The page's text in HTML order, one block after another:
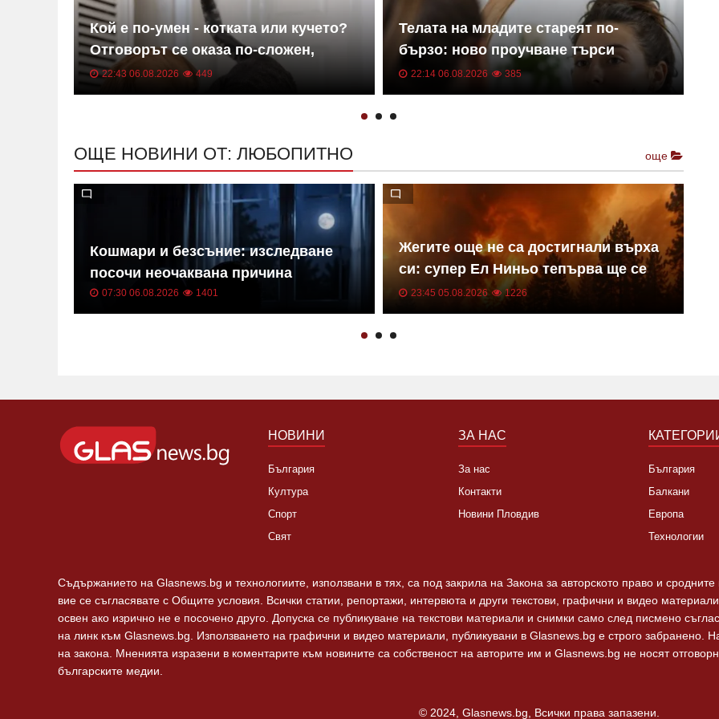
Кой е по-умен - котката или кучето?
Отговорът се оказа по-сложен,
отколкото изглежда
22:43 06.08.2026 449
Телата на младите стареят по-
бързо: ново проучване търси
връзка с бума на рака
22:14 06.08.2026 385
ОЩЕ НОВИНИ ОТ: ЛЮБОПИТНО още
Кошмари и безсъние: изследване
посочи неочаквана причина
07:30 06.08.2026 1401
Жегите още не са достигнали върха
си: супер Ел Ниньо тепърва ще се
засилва
23:45 05.08.2026 1226
НОВИНИ
България
Култура
Спорт
Свят
ЗА НАС
За нас
Контакти
Новини Пловдив
България
Балкани
Европа
Технологии
Съдържанието на Glasnews.bg и технологиите, използвани в тях, са под закрила на Закона за авторското право и
вие се съгласявате с Общите условия. Всички статии, репортажи, интервюта и други текстови, графични и видео
освен ако изрично не е посочено друго. Допуска се публикуване на текстови материали и снимки само след писмено
на линк към Glasnews.bg. Използването на графични и видео материали, публикувани в Glasnews.bg е строго забранено.
на закона. Мненията изразени в коментарите към новините са собственост на авторите им и Glasnews.bg не носят
българските медии.
© 2024, Glasnews.bg, Всички права запазени.